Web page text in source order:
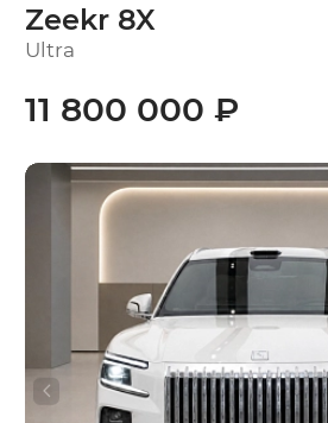
Zeekr 8X
Ultra
11 800 000 ₽